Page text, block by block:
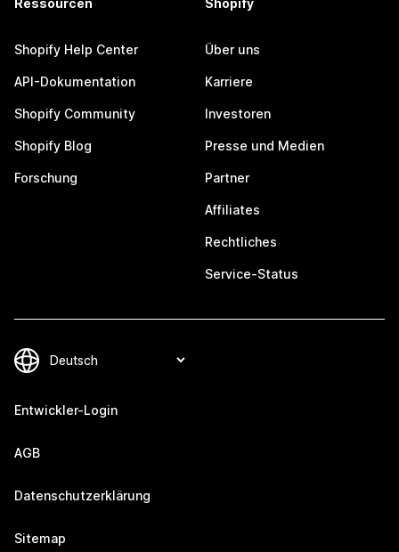
Ressourcen
Shopify Help Center
API-Dokumentation
Shopify Community
Shopify Blog
Forschung
Shopify
Über uns
Karriere
Investoren
Presse und Medien
Partner
Affiliates
Rechtliches
Service-Status
Entwickler-Login
AGB
Datenschutzerklärung
Sitemap